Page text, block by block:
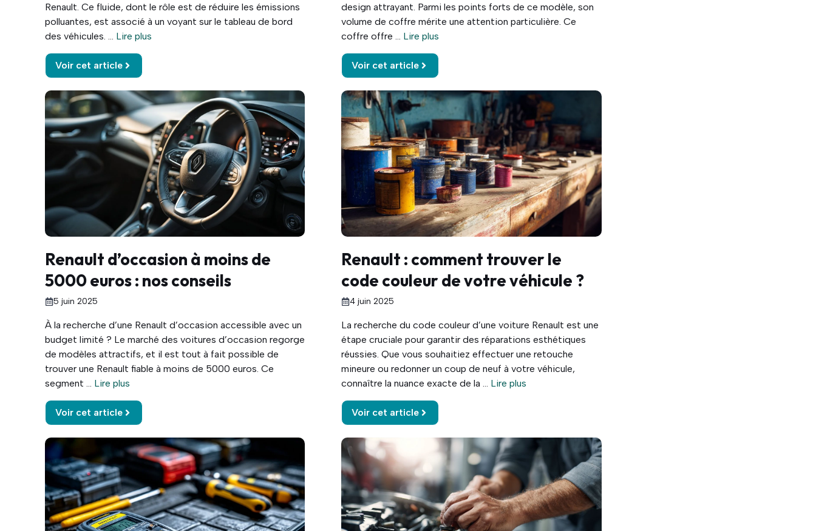
Renault. Ce fluide, dont le rôle est de réduire les émissions
polluantes, est associé à un voyant sur le tableau de bord
des véhicules. ... Lire plus
Voir cet article
design attrayant. Parmi les points forts de ce modèle, son
volume de coffre mérite une attention particulière. Ce
coffre offre ... Lire plus
Voir cet article
Renault d’occasion à moins de
5000 euros : nos conseils
5 juin 2025
À la recherche d’une Renault d’occasion accessible avec un
budget limité ? Le marché des voitures d’occasion regorge
de modèles attractifs, et il est tout à fait possible de
trouver une Renault fiable à moins de 5000 euros. Ce
segment ... Lire plus
Voir cet article
Renault : comment trouver le
code couleur de votre véhicule ?
4 juin 2025
La recherche du code couleur d’une voiture Renault est une
étape cruciale pour garantir des réparations esthétiques
réussies. Que vous souhaitiez effectuer une retouche
mineure ou redonner un coup de neuf à votre véhicule,
connaître la nuance exacte de la ... Lire plus
Voir cet article